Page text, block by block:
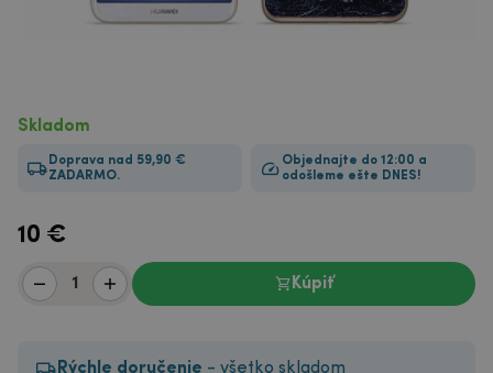
Skladom
Doprava nad 59,90 €
ZADARMO.
Objednajte do 12:00 a
odošleme ešte DNES!
10 €
Kúpiť
Rýchle doručenie - všetko skladom